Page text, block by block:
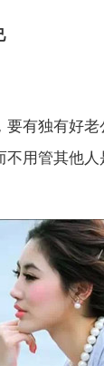
要有独有好
不用管其他